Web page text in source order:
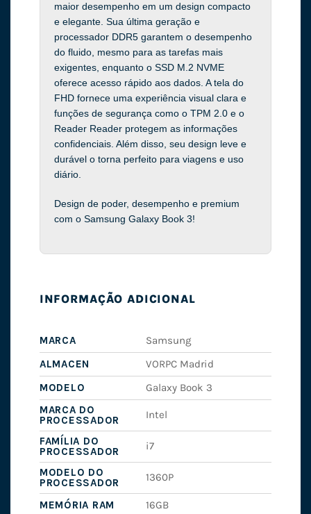
maior desempenho em um design compacto
e elegante. Sua última geração e
processador DDR5 garantem o desempenho
do fluido, mesmo para as tarefas mais
exigentes, enquanto o SSD M.2 NVME
oferece acesso rápido aos dados. A tela do
FHD fornece uma experiência visual clara e
funções de segurança como o TPM 2.0 e o
Reader Reader protegem as informações
confidenciais. Além disso, seu design leve e
durável o torna perfeito para viagens e uso
diário.
Design de poder, desempenho e premium
com o Samsung Galaxy Book 3!
INFORMAÇÃO ADICIONAL
MARCA
Samsung
ALMACEN
VORPC Madrid
MODELO
Galaxy Book 3
MARCA DO
PROCESSADOR
Intel
FAMÍLIA DO
PROCESSADOR
i7
MODELO DO
PROCESSADOR
1360P
MEMÓRIA RAM
16GB